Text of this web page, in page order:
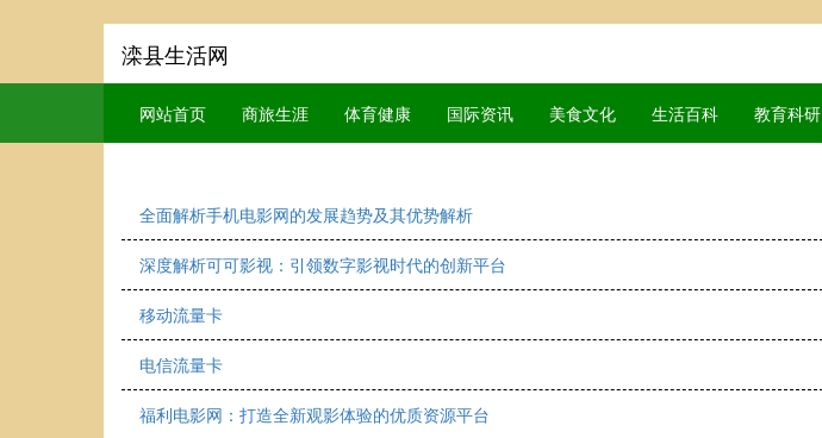
滦县生活网
网站首页 商旅生涯 体育健康 国际资讯 美食文化 生活百科 教育科研
全面解析手机电影网的发展趋势及其优势解析
深度解析可可影视：引领数字影视时代的创新平台
移动流量卡
电信流量卡
福利电影网：打造全新观影体验的优质资源平台